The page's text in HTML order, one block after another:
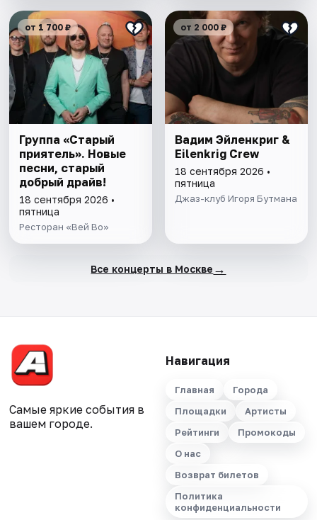
от 1 700 ₽
Группа «Старый
приятель». Новые
песни, старый
добрый драйв!
18 сентября 2026 •
пятница
Ресторан «Вей Во»
от 2 000 ₽
Вадим Эйленкриг &
Eilenkrig Crew
18 сентября 2026 •
пятница
Джаз-клуб Игоря Бутмана
Все концерты в Москве →
Самые яркие события в
вашем городе.
Навигация
Главная
Города
Площадки
Артисты
Рейтинги
Промокоды
О нас
Возврат билетов
Политика
конфиденциальности